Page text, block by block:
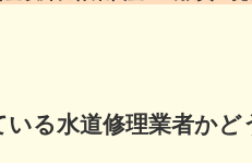
いる水道修理業者かど